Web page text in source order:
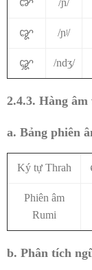
ꨐ /ɲ/
ꨑ /ɲʲ/
ꨒ /ndʒ/
2.4.3. Hàng âm
a. Bảng phiên
Ký tự Thrah
Phiên âm
Rumi
b. Phân tích